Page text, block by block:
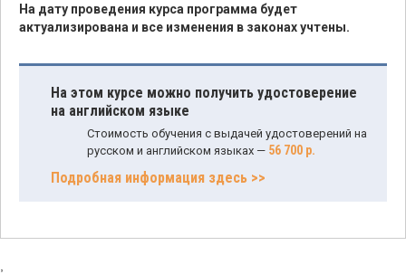
На дату проведения курса программа будет
актуализирована и все изменения в законах учтены.
На этом курсе можно получить удостоверение
на английском языке
Стоимость обучения с выдачей удостоверений на
русском и английском языках — 56 700 р.
Подробная информация здесь >>